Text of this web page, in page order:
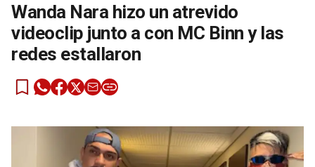
Wanda Nara hizo un atrevido
videoclip junto a con MC Binn y las
redes estallaron